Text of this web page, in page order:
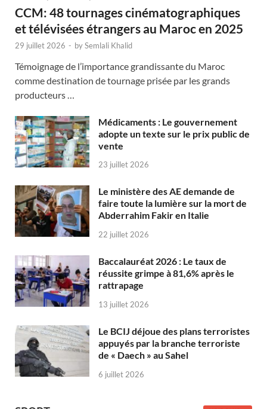
CCM: 48 tournages cinématographiques
et télévisées étrangers au Maroc en 2025
29 juillet 2026 - bySemlali Khalid
Témoignage de l’importance grandissante du Maroc
comme destination de tournage prisée par les grands
producteurs …
Médicaments : Le gouvernement
adopte un texte sur le prix public de
vente
23 juillet 2026
Le ministère des AE demande de
faire toute la lumière sur la mort de
Abderrahim Fakir en Italie
22 juillet 2026
Baccalauréat 2026 : Le taux de
réussite grimpe à 81,6% après le
rattrapage
13 juillet 2026
Le BCIJ déjoue des plans terroristes
appuyés par la branche terroriste
de « Daech » au Sahel
6 juillet 2026